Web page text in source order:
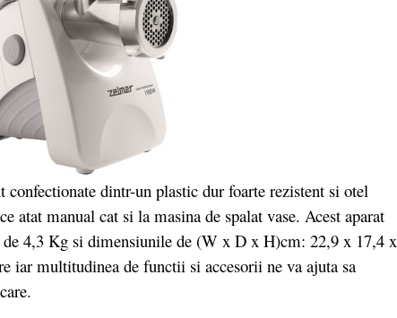
dintr-un plastic dur foarte rezistent si otel
atat manual cat si la masina de spalat vase. Acest aparat
de 4,3 Kg si dimensiunile de (W x D x H)cm: 22,9 x 17,4 x
iar multitudinea de functii si accesorii ne va ajuta sa